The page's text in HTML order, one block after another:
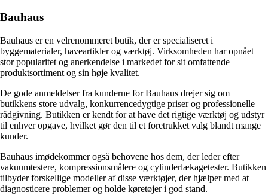
Bauhaus
Bauhaus er en velrenommeret butik, der er specialiseret i
byggematerialer, haveartikler og værktøj. Virksomheden har opnået
stor popularitet og anerkendelse i markedet for sit omfattende
produktsortiment og sin høje kvalitet.
De gode anmeldelser fra kunderne for Bauhaus drejer sig om
butikkens store udvalg, konkurrencedygtige priser og professionelle
rådgivning. Butikken er kendt for at have det rigtige værktøj og udstyr
til enhver opgave, hvilket gør den til et foretrukket valg blandt mange
kunder.
Bauhaus imødekommer også behovene hos dem, der leder efter
vakuumtestere, kompressionsmålere og cylinderlækagetester. Butikken
tilbyder forskellige modeller af disse værktøjer, der hjælper med at
diagnosticere problemer og holde køretøjer i god stand.